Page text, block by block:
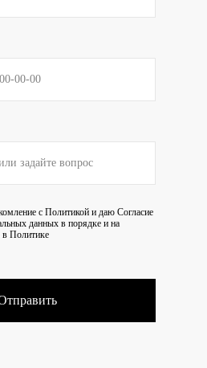
с Политикой и даю Согласие
данных в порядке и на
в Политике